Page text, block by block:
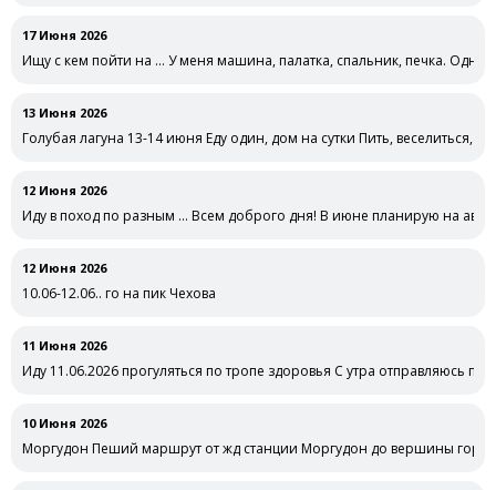
17 Июня 2026
Ищу с кем пойти на … У меня машина, палатка, спальник, печка.
13 Июня 2026
Голубая лагуна 13-14 июня Еду один, дом на сутки Пить, веселиться,
12 Июня 2026
Иду в поход по разным … Всем доброго дня! В июне планирую на авто
12 Июня 2026
10.06-12.06.. го на пик Чехова
11 Июня 2026
Иду 11.06.2026 прогуляться по тропе здоровья С утра отправляюсь
10 Июня 2026
Моргудон Пеший маршрут от жд станции Моргудон до вершины горы